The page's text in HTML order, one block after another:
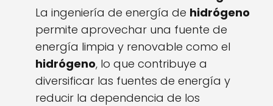
La ingeniería de energía de hidrógeno
permite aprovechar una fuente de
energía limpia y renovable como el
hidrógeno, lo que contribuye a
diversificar las fuentes de energía y
reducir la dependencia de los